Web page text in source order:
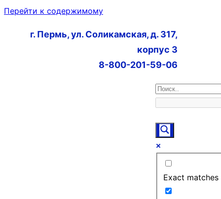
Перейти к содержимому
г. Пермь, ул. Соликамская, д. 317,
корпус 3
8-800-201-59-06
Exact matches